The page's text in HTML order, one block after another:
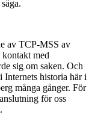
av TCP-MSS av
med
sig om saken. Och
historia här i
många gånger. För
för oss